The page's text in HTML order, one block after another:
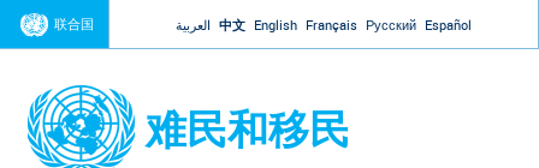
Jump to navigation
联合国 العربية 中文 English Français Русский Español
难民和移民